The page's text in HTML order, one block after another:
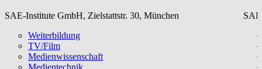
SAE-Institute GmbH, Zielstattstr. 30, München
Weiterbildung
TV/Film
Medienwissenschaft